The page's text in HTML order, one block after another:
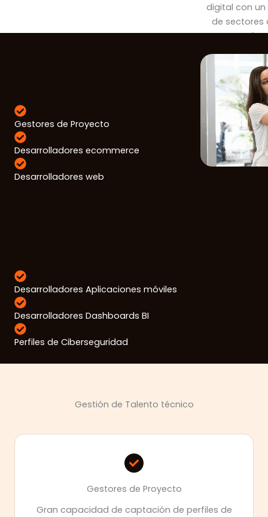
digital con
de sectores
Gestores de Proyecto
Desarrolladores ecommerce
Desarrolladores web
Desarrolladores Aplicaciones móviles
Desarrolladores Dashboards BI
Perfiles de Ciberseguridad
Gestión de Talento técnico
Gestores de Proyecto
Gran capacidad de captación de perfiles de